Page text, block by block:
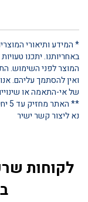
* המידע ותיאורי
באחריותנו. יתכנו
המוצר לפני השימוש.
ואין להסתמך עליהם.
של אי-התאמה או
**
נא ליצור קשר ישיר
לקוחות